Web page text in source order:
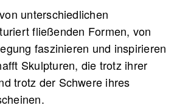
unterschiedlichen
fließenden Formen, von
faszinieren und inspirieren
Skulpturen, die trotz ihrer
trotz der Schwere ihres